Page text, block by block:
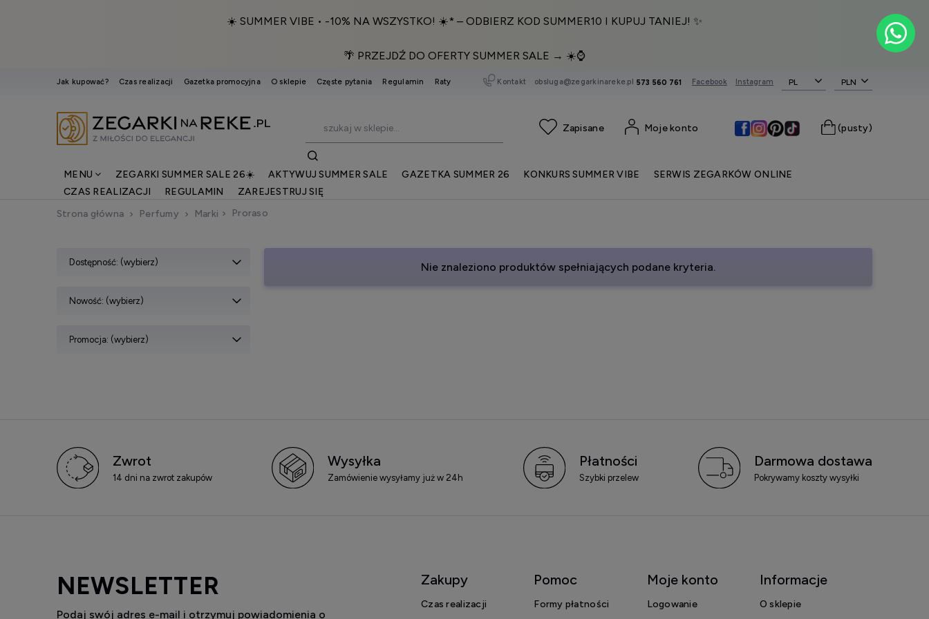
☀️ SUMMER VIBE • -10% NA WSZYSTKO! ☀️* – ODBIERZ KOD SUMMER10 I KUPUJ TANIEJ! ✨
🌴 PRZEJDŹ DO OFERTY SUMMER SALE → ☀️⌚️
Jak kupować? Czas realizacji Gazetka promocyjna O sklepie Częste pytania Regulamin Raty Kontakt obsluga@zegarkinareke.pl 573 560 761 Facebook Instagram PL
(pusty)
Moje konto
MENU ZEGARKI SUMMER SALE 26☀️ AKTYWUJ SUMMER SALE GAZETKA SUMMER 26 KONKURS SUMMER VIBE
SERWIS ZEGARKÓW ONLINE
CZAS REALIZACJI
REGULAMIN
ZAREJESTRUJ SIĘ
Strona główna
Perfumy Marki Proraso
Dostępność: (wybierz)
Nowość: (wybierz)
Promocja: (wybierz)
Nie znaleziono produktów spełniających podane kryteria.
Zwrot
14 dni na zwrot zakupów
Wysyłka
Zamówienie wysyłamy już w 24h
Płatności
Szybki przelew
Darmowa dostawa
Pokrywamy koszty wysyłki
NEWSLETTER
Podaj swój adres e-mail i otrzymuj powiadomienia o
Zakupy
Czas realizacji
Pomoc
Formy płatności
Moje konto
Logowanie
Informacje
O sklepie